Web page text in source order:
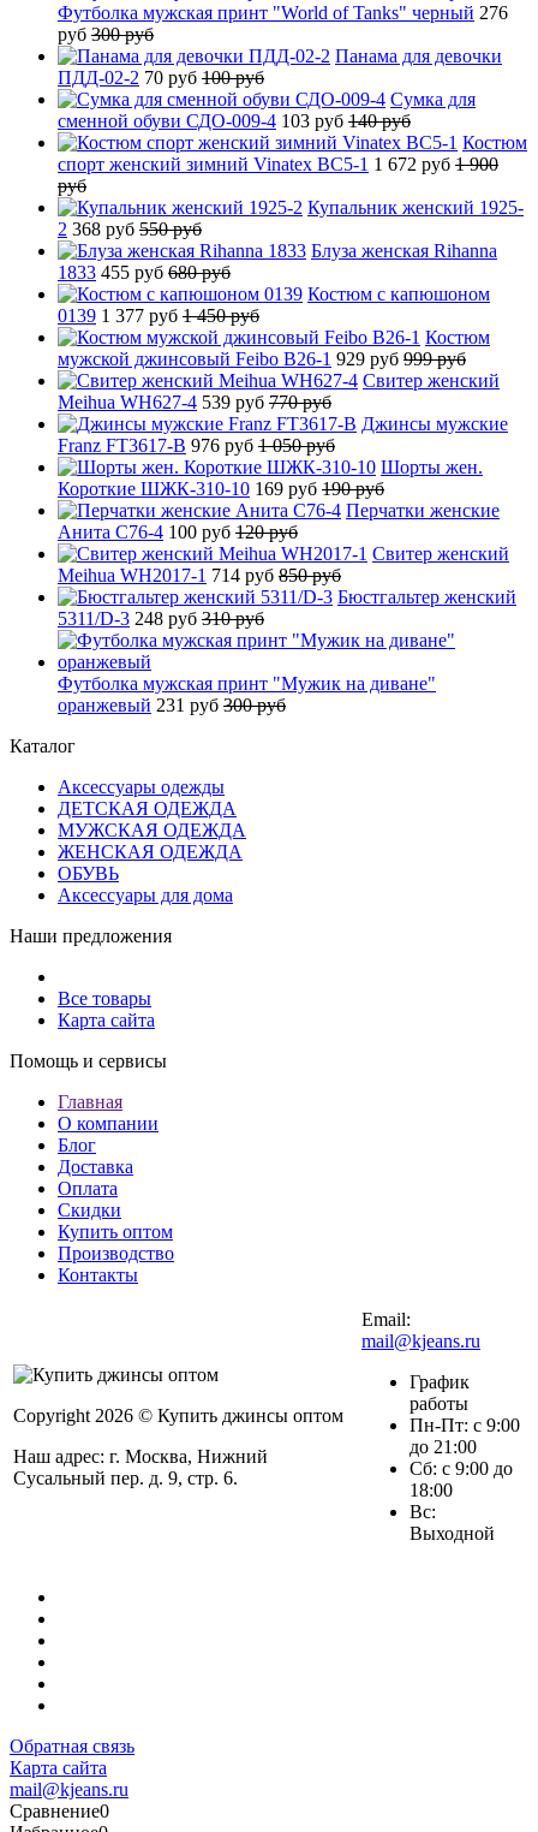
Футболка мужская принт "World of Tanks" черный 276
руб 300 руб
Панама для девочки
ПДД-02-2 70 руб 100 руб
Сумка для
сменной обуви СДО-009-4 103 руб 140 руб
Костюм
спорт женский зимний Vinatex BC5-1 1 672 руб 1 900
руб
Купальник женский 1925-
2 368 руб 550 руб
Блуза женская Rihanna
1833 455 руб 680 руб
Костюм с капюшоном
0139 1 377 руб 1 450 руб
Костюм
мужской джинсовый Feibo B26-1 929 руб 999 руб
Свитер женский
Meihua WH627-4 539 руб 770 руб
Джинсы мужские
Franz FT3617-B 976 руб 1 050 руб
Шорты жен.
Короткие ШЖК-310-10 169 руб 190 руб
Перчатки женские
Анита C76-4 100 руб 120 руб
Свитер женский
Meihua WH2017-1 714 руб 850 руб
Бюстгальтер женский
5311/D-3 248 руб 310 руб
Футболка мужская принт "Мужик на диване"
оранжевый 231 руб 300 руб
Каталог
Аксессуары одежды
ДЕТСКАЯ ОДЕЖДА
МУЖСКАЯ ОДЕЖДА
ЖЕНСКАЯ ОДЕЖДА
ОБУВЬ
Аксессуары для дома
Наши предложения
Все товары
Карта сайта
Помощь и сервисы
Главная
О компании
Блог
Доставка
Оплата
Скидки
Купить оптом
Производство
Контакты
Copyright 2026 © Купить джинсы оптом
Наш адрес: г. Москва, Нижний
Сусальный пер. д. 9, стр. 6.
Email:
mail@kjeans.ru
График
работы
Пн-Пт: с 9:00
до 21:00
Сб: с 9:00 до
18:00
Вс:
Выходной
Обратная связь
Карта сайта
mail@kjeans.ru
Сравнение0